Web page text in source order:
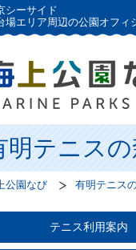
シーサイド
場エリア周辺の公園オフィ
明テニスの
公園なび 有明テニス
テニス利用案内